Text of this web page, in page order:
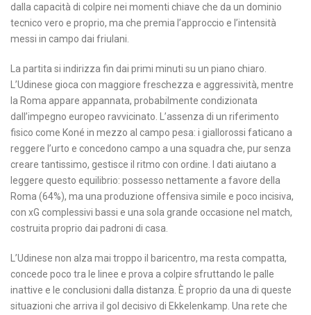
dalla capacità di colpire nei momenti chiave che da un dominio
tecnico vero e proprio, ma che premia l’approccio e l’intensità
messi in campo dai friulani.
La partita si indirizza fin dai primi minuti su un piano chiaro.
L’Udinese gioca con maggiore freschezza e aggressività, mentre
la Roma appare appannata, probabilmente condizionata
dall’impegno europeo ravvicinato. L’assenza di un riferimento
fisico come Koné in mezzo al campo pesa: i giallorossi faticano a
reggere l’urto e concedono campo a una squadra che, pur senza
creare tantissimo, gestisce il ritmo con ordine. I dati aiutano a
leggere questo equilibrio: possesso nettamente a favore della
Roma (64%), ma una produzione offensiva simile e poco incisiva,
con xG complessivi bassi e una sola grande occasione nel match,
costruita proprio dai padroni di casa.
L’Udinese non alza mai troppo il baricentro, ma resta compatta,
concede poco tra le linee e prova a colpire sfruttando le palle
inattive e le conclusioni dalla distanza. È proprio da una di queste
situazioni che arriva il gol decisivo di Ekkelenkamp. Una rete che